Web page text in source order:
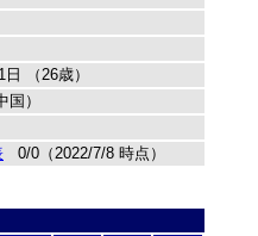
（26歳）
国）
0/0（2022/7/8 時点）